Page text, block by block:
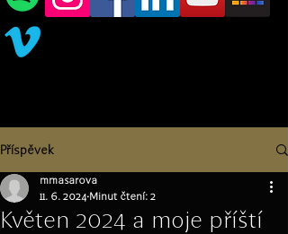
Příspěvek
Květen 2024 a moje příští
mmasarova
11. 6. 2024 Minut čtení: 2